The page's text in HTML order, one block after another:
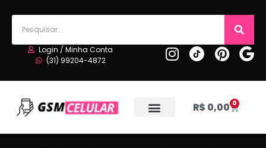
Login / Minha Conta
(31) 99204-4872
R$ 0,00 0